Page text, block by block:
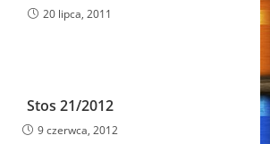
20 lipca, 2011
Stos 21/2012
9 czerwca, 2012